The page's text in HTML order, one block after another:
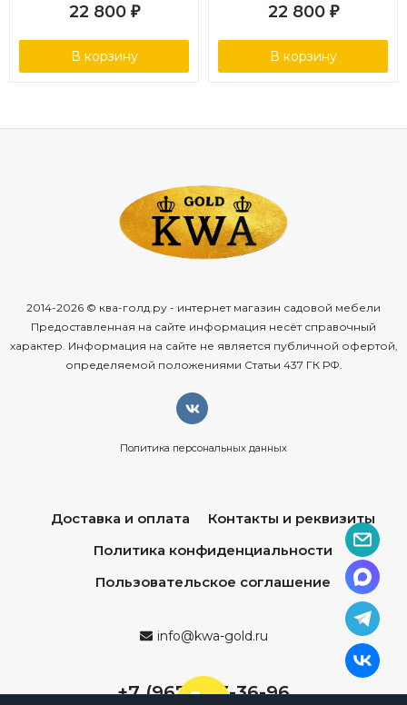
22 800 ₽
В корзину
22 800 ₽
В корзину
2014-2026 © ква-голд.ру - интернет магазин садовой мебели
Предоставленная на сайте информация несёт справочный
характер. Информация на сайте не является публичной офертой,
определяемой положениями Статьи 437 ГК РФ.
Политика персональных данных
Доставка и оплата
Контакты и реквизиты
Политика конфиденциальности
Пользовательское соглашение
info@kwa-gold.ru
+7 (967) 013-36-96